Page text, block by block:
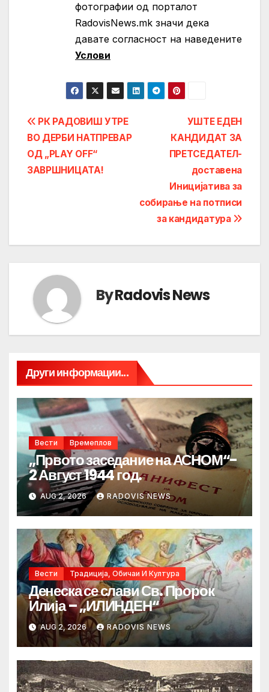
фотографии од порталот
RadovisNews.mk значи дека
давате согласност на нaведените
Услови
Post
navigation
УШТЕ ЕДЕН
КАНДИДАТ ЗА
ПРЕТСЕДАТЕЛ-
доставена
Иницијатива за
собирање на потписи
за кандидатура
РК РАДОВИШ УТРЕ
ВО ДЕРБИ НАТПРЕВАР
ОД „PLAY OFF“
ЗАВРШНИЦАТА!
ByRadovis News
Други информации...
Вести Времеплов
„Првото заседание на АСНОМ“-
2 Август 1944 год.
AUG 2, 2026 RADOVIS NEWS
Вести Традиција, Обичаи И Култура
Денеска се слави Св. Пророк
Илија – „ИЛИНДЕН“
AUG 2, 2026 RADOVIS NEWS